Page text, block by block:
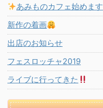
あみものカフェ始めます
新作の着画
出店のお知らせ
フェスロッチャ2019
ライブに行ってきた